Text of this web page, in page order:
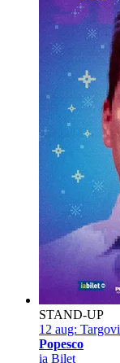
STAND-UP
12 aug:
Popesco
ia Bilet